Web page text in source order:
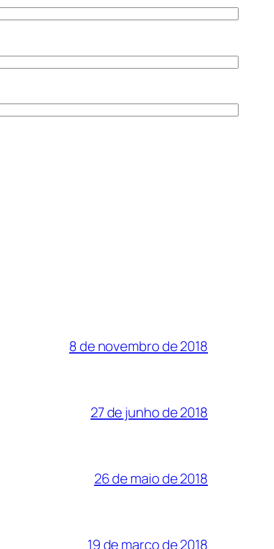
8 de novembro de 2018
27 de junho de 2018
26 de maio de 2018
19 de março de 2018